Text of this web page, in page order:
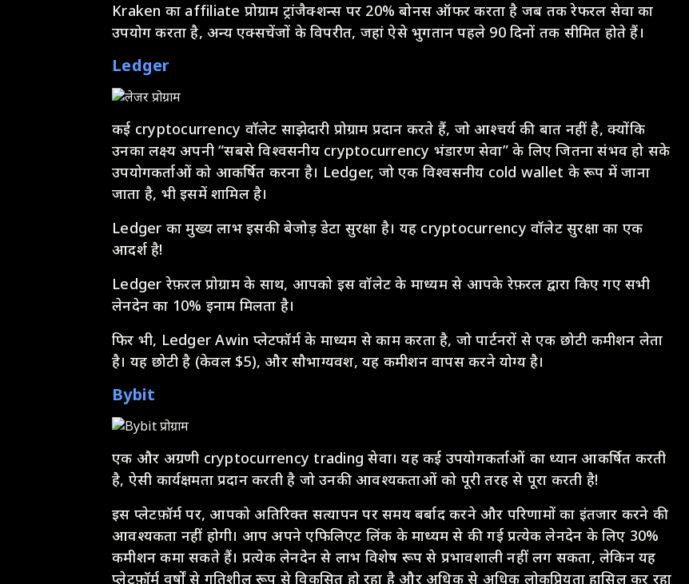
Kraken का affiliate प्रोग्राम ट्रांजैक्शन्स पर 20% बोनस ऑफर करता है जब तक रेफरल सेवा का
उपयोग करता है, अन्य एक्सचेंजों के विपरीत, जहां ऐसे भुगतान पहले 90 दिनों तक सीमित होते हैं।
Ledger
कई cryptocurrency वॉलेट साझेदारी प्रोग्राम प्रदान करते हैं, जो आश्चर्य की बात नहीं है, क्योंकि
उनका लक्ष्य अपनी “सबसे विश्वसनीय cryptocurrency भंडारण सेवा” के लिए जितना संभव हो सके
उपयोगकर्ताओं को आकर्षित करना है। Ledger, जो एक विश्वसनीय cold wallet के रूप में जाना
जाता है, भी इसमें शामिल है।
Ledger का मुख्य लाभ इसकी बेजोड़ डेटा सुरक्षा है। यह cryptocurrency वॉलेट सुरक्षा का एक
आदर्श है!
Ledger रेफ़रल प्रोग्राम के साथ, आपको इस वॉलेट के माध्यम से आपके रेफ़रल द्वारा किए गए सभी
लेनदेन का 10% इनाम मिलता है।
फिर भी, Ledger Awin प्लेटफॉर्म के माध्यम से काम करता है, जो पार्टनरों से एक छोटी कमीशन लेता
है। यह छोटी है (केवल $5), और सौभाग्यवश, यह कमीशन वापस करने योग्य है।
Bybit
एक और अग्रणी cryptocurrency trading सेवा। यह कई उपयोगकर्ताओं का ध्यान आकर्षित करती
है, ऐसी कार्यक्षमता प्रदान करती है जो उनकी आवश्यकताओं को पूरी तरह से पूरा करती है!
इस प्लेटफ़ॉर्म पर, आपको अतिरिक्त सत्यापन पर समय बर्बाद करने और परिणामों का इंतजार करने की
आवश्यकता नहीं होगी। आप अपने एफिलिएट लिंक के माध्यम से की गई प्रत्येक लेनदेन के लिए 30%
कमीशन कमा सकते हैं। प्रत्येक लेनदेन से लाभ विशेष रूप से प्रभावशाली नहीं लग सकता, लेकिन यह
प्लेटफ़ॉर्म वर्षों से गतिशील रूप से विकसित हो रहा है और अधिक से अधिक लोकप्रियता हासिल कर रहा